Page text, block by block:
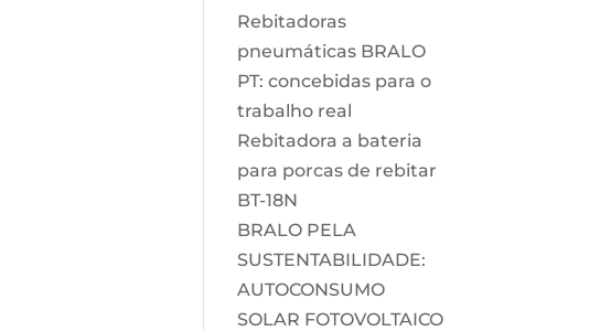
Rebitadoras
pneumáticas BRALO
PT: concebidas para o
trabalho real
Rebitadora a bateria
para porcas de rebitar
BT-18N
BRALO PELA
SUSTENTABILIDADE:
AUTOCONSUMO
SOLAR FOTOVOLTAICO